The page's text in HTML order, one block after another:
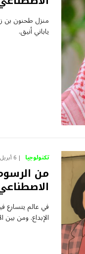
منزل طحنون بن
ياباني أنيق.
تكنولوجيا 6 أبريل 2025
من
في عالم يتسارع
الإبداع. ومن